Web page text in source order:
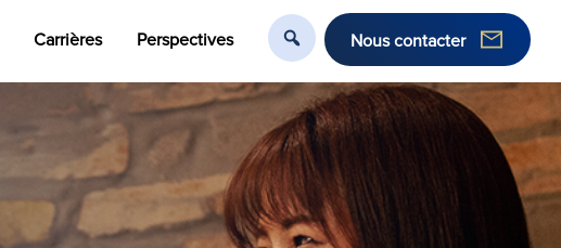
Carrières Perspectives Nous contacter